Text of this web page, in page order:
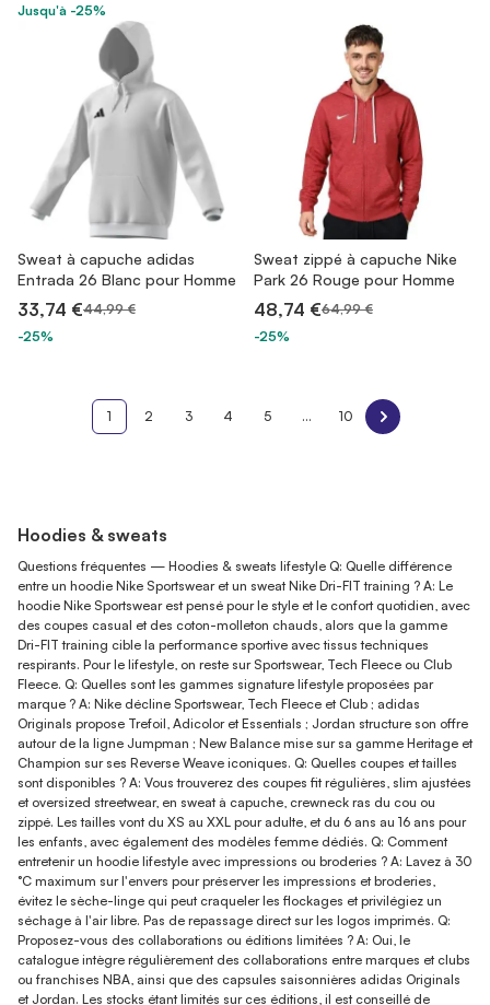
Jusqu'à -25%
Sweat à capuche adidas
Entrada 26 Blanc pour Homme
33,74 €44,99 €
-25%
Sweat zippé à capuche Nike
Park 26 Rouge pour Homme
48,74 €64,99 €
-25%
1 2 3 4 5 ... 10
Hoodies & sweats
Questions fréquentes — Hoodies & sweats lifestyle Q: Quelle différence
entre un hoodie Nike Sportswear et un sweat Nike Dri-FIT training ? A: Le
hoodie Nike Sportswear est pensé pour le style et le confort quotidien, avec
des coupes casual et des coton-molleton chauds, alors que la gamme
Dri-FIT training cible la performance sportive avec tissus techniques
respirants. Pour le lifestyle, on reste sur Sportswear, Tech Fleece ou Club
Fleece. Q: Quelles sont les gammes signature lifestyle proposées par
marque ? A: Nike décline Sportswear, Tech Fleece et Club ; adidas
Originals propose Trefoil, Adicolor et Essentials ; Jordan structure son offre
autour de la ligne Jumpman ; New Balance mise sur sa gamme Heritage et
Champion sur ses Reverse Weave iconiques. Q: Quelles coupes et tailles
sont disponibles ? A: Vous trouverez des coupes fit régulières, slim ajustées
et oversized streetwear, en sweat à capuche, crewneck ras du cou ou
zippé. Les tailles vont du XS au XXL pour adulte, et du 6 ans au 16 ans pour
les enfants, avec également des modèles femme dédiés. Q: Comment
entretenir un hoodie lifestyle avec impressions ou broderies ? A: Lavez à 30
°C maximum sur l'envers pour préserver les impressions et broderies,
évitez le sèche-linge qui peut craqueler les flockages et privilégiez un
séchage à l'air libre. Pas de repassage direct sur les logos imprimés. Q:
Proposez-vous des collaborations ou éditions limitées ? A: Oui, le
catalogue intègre régulièrement des collaborations entre marques et clubs
ou franchises NBA, ainsi que des capsules saisonnières adidas Originals
et Jordan. Les stocks étant limités sur ces éditions, il est conseillé de